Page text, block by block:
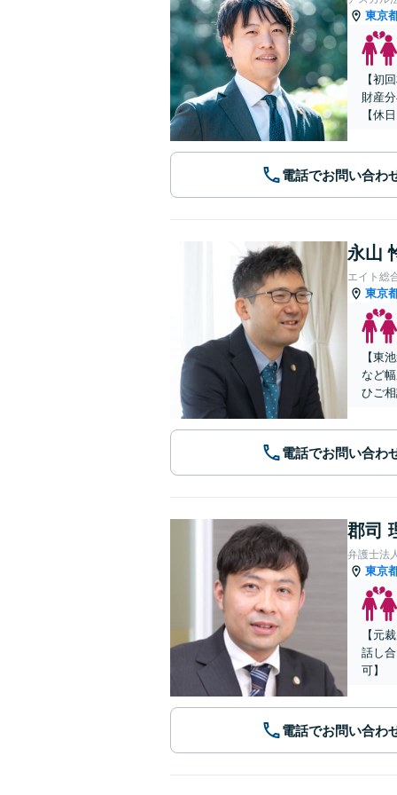
東京
【初
財産
【休
電話でお問い合わ
永山
エイト総
東京
【東
など
ひご
電話でお問い合わ
郡司
弁護士法
東京
【元
話し
可】
電話でお問い合わ